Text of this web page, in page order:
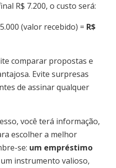
R$ 7.200, o custo será:
(valor recebido) = R$
comparar propostas e
Evite surpresas
de assinar qualquer
você terá informação,
escolher a melhor
se: um empréstimo
instrumento valioso,